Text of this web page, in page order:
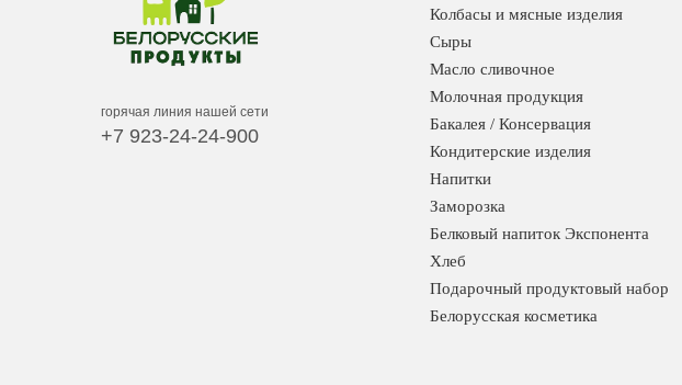
горячая линия нашей сети
+7 923-24-24-900
Колбасы и мясные изделия
Сыры
Масло сливочное
Молочная продукция
Бакалея / Консервация
Кондитерские изделия
Напитки
Заморозка
Белковый напиток Экспонента
Хлеб
Подарочный продуктовый набор
Белорусская косметика